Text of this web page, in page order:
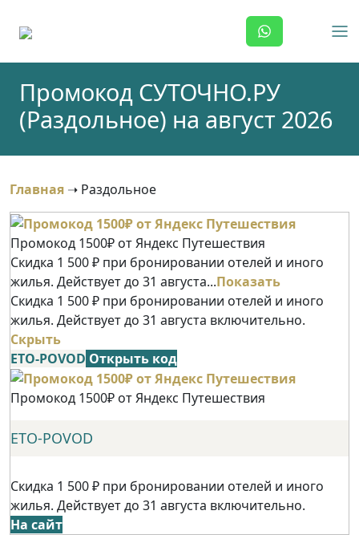
Промокод СУТОЧНО.РУ
(Раздольное) на август 2026
Главная ➝ Раздольное
Промокод 1500₽ от Яндекс Путешествия
Скидка 1 500 ₽ при бронировании отелей и иного
жилья. Действует до 31 августа...Показать
Скидка 1 500 ₽ при бронировании отелей и иного
жилья. Действует до 31 августа включительно.
Скрыть
ETO-POVOD Открыть код
Промокод 1500₽ от Яндекс Путешествия
ETO-POVOD
Скидка 1 500 ₽ при бронировании отелей и иного
жилья. Действует до 31 августа включительно.
На сайт